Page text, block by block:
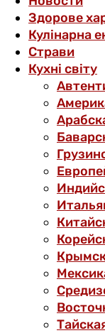
Здорове
Кулінарна
Страви
Кухні світу